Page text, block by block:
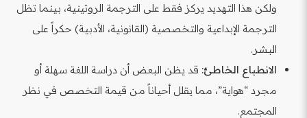
ولكن هذا التهديد يركز فقط على الترجمة الروتينية، بينما تظل
الترجمة الإبداعية والتخصصية (القانونية، الأدبية) حكراً على
البشر.
الانطباع الخاطئ: قد يظن البعض أن دراسة اللغة سهلة أو
مجرد “هواية”، مما يقلل أحياناً من قيمة التخصص في نظر
المجتمع.